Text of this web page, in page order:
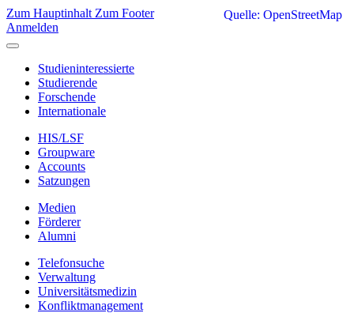
Zum Hauptinhalt Zum Footer
Anmelden
Studieninteressierte
Studierende
Forschende
Internationale
HIS/LSF
Groupware
Accounts
Satzungen
Medien
Förderer
Alumni
Telefonsuche
Verwaltung
Universitätsmedizin
Konfliktmanagement
Quelle: OpenStreetMap